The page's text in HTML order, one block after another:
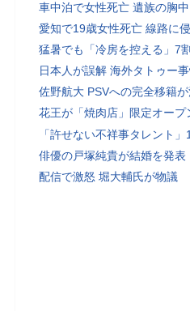
車中泊で女性死亡 遺族の胸中
愛知で19歳女性死亡 線路に
猛暑でも「冷房を控える」7
日本人が誤解 海外タトゥー
佐野航大 PSVへの完全移籍
花王が「焼肉店」限定オープ
「許せない不祥事タレント」
俳優の戸塚純貴が結婚を発表
配信で激怒 堀大輔氏が物議